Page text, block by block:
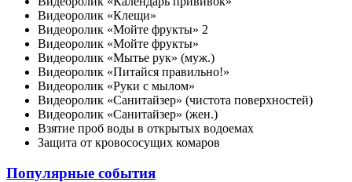
Видеоролик «Клещи»
Видеоролик «Мойте фрукты» 2
Видеоролик «Мойте фрукты»
Видеоролик «Мытье рук» (муж.)
Видеоролик «Питайся правильно!»
Видеоролик «Руки с мылом»
Видеоролик «Санитайзер» (чистота поверхностей)
Видеоролик «Санитайзер» (жен.)
Взятие проб воды в открытых водоемах
Защита от кровососущих комаров
Популярные события